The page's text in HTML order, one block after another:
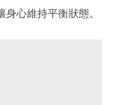
心維持平衡狀態。